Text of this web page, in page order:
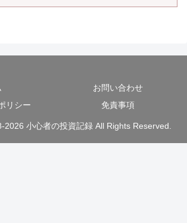
お問い合わせ
リシー
免責事項
小心者の投資記録 All Rights Reserved.